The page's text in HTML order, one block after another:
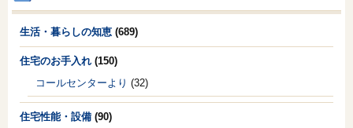
生活・暮らしの知恵 (689)
住宅のお手入れ (150)
コールセンターより (32)
住宅性能・設備 (90)